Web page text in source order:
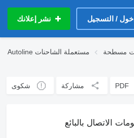
/ التسجيل نشر إعلانك
Autoline مستعملة الشاحنات مسطحة
PDF مشاركة شكوى
الاتصال بالبائع